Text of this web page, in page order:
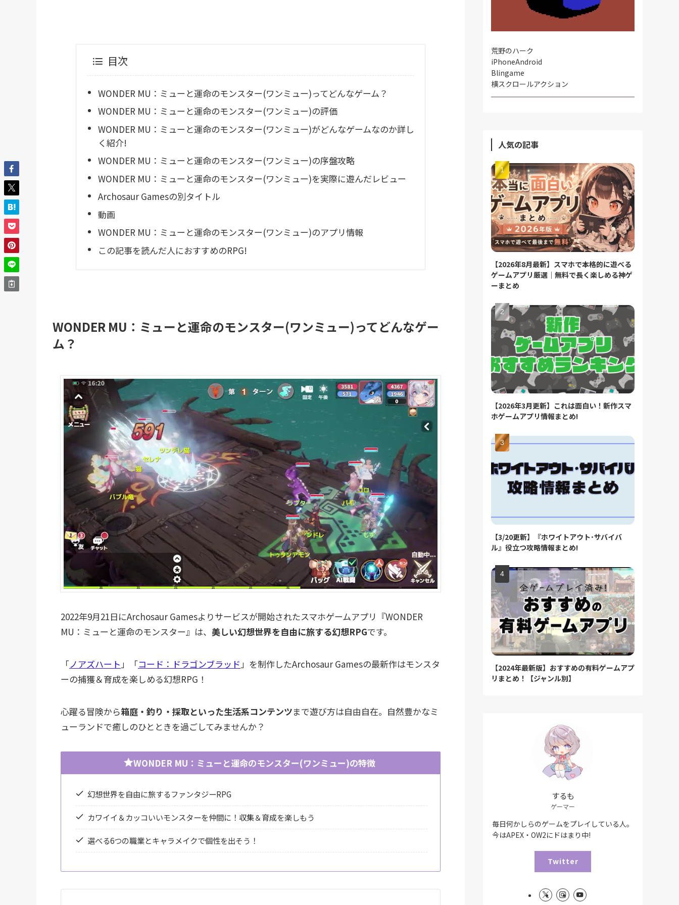
目次
WONDER MU：ミューと運命のモンスター(ワンミュー)ってどんなゲーム？
WONDER MU：ミューと運命のモンスター(ワンミュー)の評価
WONDER MU：ミューと運命のモンスター(ワンミュー)がどんなゲームなのか詳し
く紹介!
WONDER MU：ミューと運命のモンスター(ワンミュー)の序盤攻略
WONDER MU：ミューと運命のモンスター(ワンミュー)を実際に遊んだレビュー
Archosaur Gamesの別タイトル
動画
WONDER MU：ミューと運命のモンスター(ワンミュー)のアプリ情報
この記事を読んだ人におすすめのRPG!
WONDER MU：ミューと運命のモンスター(ワンミュー)ってどんなゲー
ム？
2022年9月21日にArchosaur Gamesよりサービスが開始されたスマホゲームアプリ『WONDER
MU：ミューと運命のモンスター』は、 美しい幻想世界を自由に旅する幻想RPGです。
「ノアズハート 」「コード：ドラゴンブラッド 」を制作したArchosaur Gamesの最新作はモンスタ
ーの捕獲＆育成を楽しめる幻想RPG！
心躍る冒険から箱庭・釣り・採取といった生活系コンテンツまで遊び方は自由自在。自然豊かなミ
ューランドで癒しのひとときを過ごしてみませんか？
WONDER MU：ミューと運命のモンスター(ワンミュー)の特徴
幻想世界を自由に旅するファンタジーRPG
カワイイ＆カッコいいモンスターを仲間に！収集＆育成を楽しもう
選べる6つの職業とキャラメイクで個性を出そう！
荒野のハーク
iPhoneAndroid
Blingame
横スクロールアクション
人気の記事
【2026年8月最新】スマホで本格的に遊べる
ゲームアプリ厳選｜無料で長く楽しめる神ゲ
ーまとめ
【2026年3月更新】これは面白い！新作スマ
ホゲームアプリ情報まとめ!
【3/20更新】『ホワイトアウト･サバイバ
ル』役立つ攻略情報まとめ!
【2024年最新版】おすすめの有料ゲームアプ
リまとめ！【ジャンル別】
するも
ゲーマー
毎日何かしらのゲームをプレイしている人。
今はAPEX・OW2にドはまり中!
Twitter